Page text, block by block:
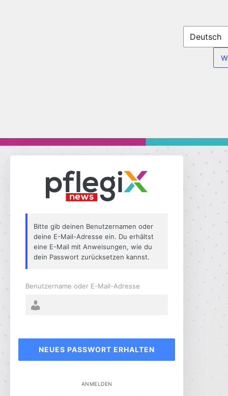
Bitte gib deinen Benutzernamen oder
deine E-Mail-Adresse ein. Du erhältst
eine E-Mail mit Anweisungen, wie du
dein Passwort zurücksetzen kannst.
Benutzername oder E-Mail-Adresse
ANMELDEN